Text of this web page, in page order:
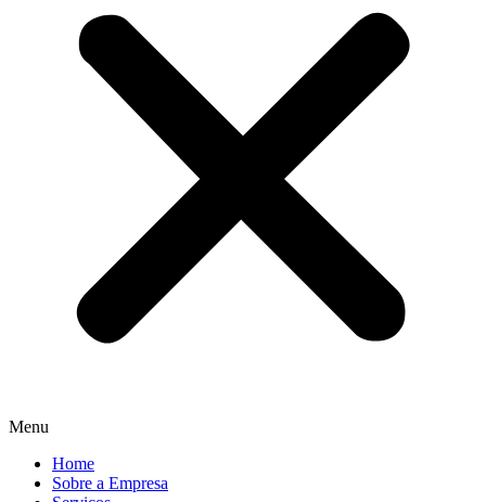
Menu
Home
Sobre a Empresa